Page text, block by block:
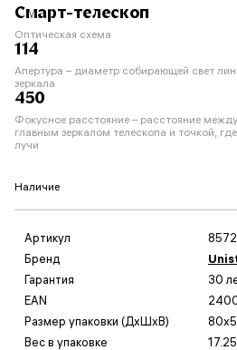
Смарт-телескоп
Оптическая схема
114
Апертура – диаметр собирающей свет
зеркала
450
Фокусное расстояние – расстояние
главным зеркалом телескопа и точкой,
лучи
Наличие
Артикул
Бренд
Гарантия
30
EAN
Размер упаковки (ДxШxВ)
Вес в упаковке